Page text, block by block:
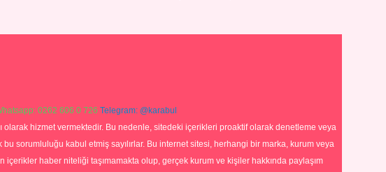
0262 606 0 726 Telegram: @karabul
olarak hizmet vermektedir. Bu nedenle, sitedeki içerikleri proaktif olarak denetleme veya
sorumluluğu kabul etmiş sayılırlar. Bu internet sitesi, herhangi bir marka, kurum veya
içerikler haber niteliği taşımamakta olup, gerçek kurum ve kişiler hakkında paylaşım